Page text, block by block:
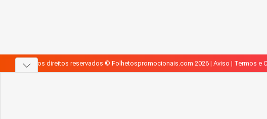
Todos os direitos reservados © Folhetospromocionais.com 2026 | Aviso | Termos e